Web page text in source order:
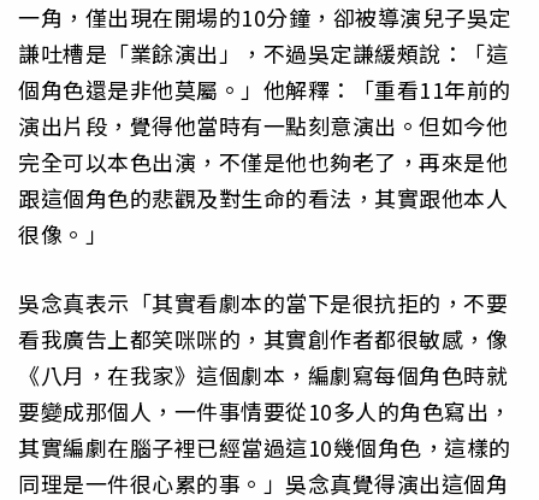
一角，僅出現在開場的10分鐘，卻被導演兒子吳定
謙吐槽是「業餘演出」，不過吳定謙緩頰說：「這
個角色還是非他莫屬。」他解釋：「重看11年前的
演出片段，覺得他當時有一點刻意演出。但如今他
完全可以本色出演，不僅是他也夠老了，再來是他
跟這個角色的悲觀及對生命的看法，其實跟他本人
很像。」
吳念真表示「其實看劇本的當下是很抗拒的，不要
看我廣告上都笑咪咪的，其實創作者都很敏感，像
《八月，在我家》這個劇本，編劇寫每個角色時就
要變成那個人，一件事情要從10多人的角色寫出，
其實編劇在腦子裡已經當過這10幾個角色，這樣的
同理是一件很心累的事。」吳念真覺得演出這個角